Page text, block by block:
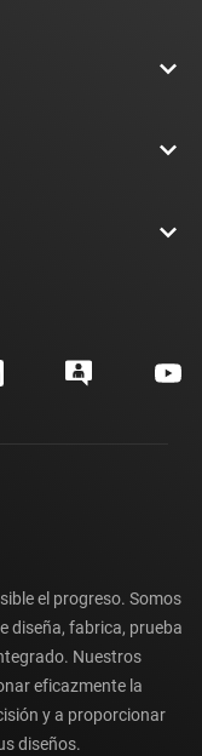
el progreso. Somos
diseña, fabrica, prueba
Nuestros
eficazmente la
y a proporcionar
diseños.